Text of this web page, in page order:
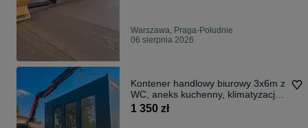
Warszawa, Praga-Południe
06 sierpnia 2026
Kontener handlowy biurowy 3x6m z
WC, aneks kuchenny, klimatyzacja
- Wynajem - transport
1 350 zł